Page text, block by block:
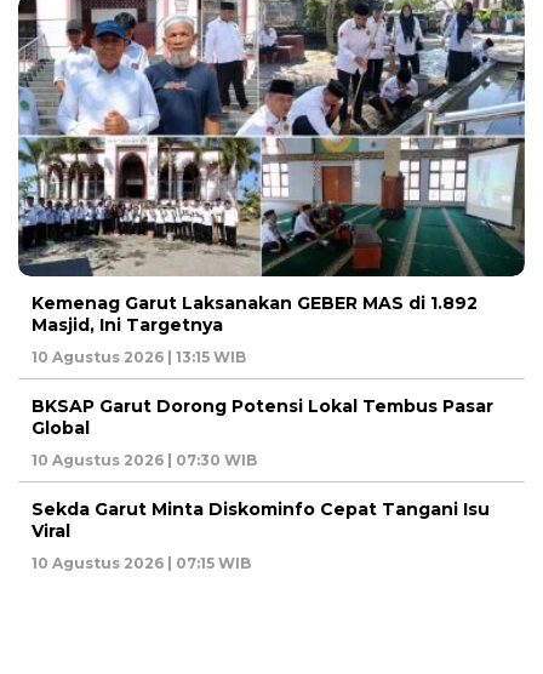
Kemenag Garut Laksanakan GEBER MAS di 1.892
Masjid, Ini Targetnya
10 Agustus 2026 | 13:15 WIB
BKSAP Garut Dorong Potensi Lokal Tembus Pasar
Global
10 Agustus 2026 | 07:30 WIB
Sekda Garut Minta Diskominfo Cepat Tangani Isu
Viral
10 Agustus 2026 | 07:15 WIB